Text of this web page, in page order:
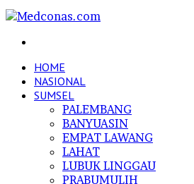
HOME
NASIONAL
SUMSEL
PALEMBANG
BANYUASIN
EMPAT LAWANG
LAHAT
LUBUK LINGGAU
PRABUMULIH